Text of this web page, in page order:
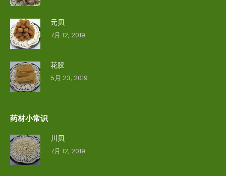
元贝
7月 12, 2019
花胶
5月 23, 2019
药材小常识
川贝
7月 12, 2019